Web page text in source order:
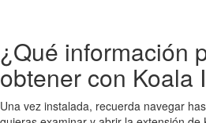
¿Qué información
obtener con Koala
Una vez instalada, recuerda navegar